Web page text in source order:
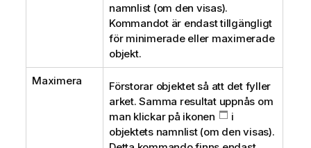
namnlist (om den visas).
Kommandot är endast tillgängligt
för minimerade eller maximerade
objekt.
Maximera
Förstorar objektet så att det fyller
arket. Samma resultat uppnås om
man klickar på ikonen
i
objektets namnlist (om den visas).